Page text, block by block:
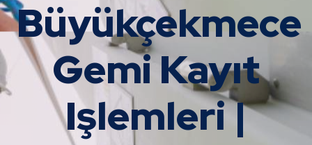
Büyükçekmece
Gemi Kayıt
Işlemleri |